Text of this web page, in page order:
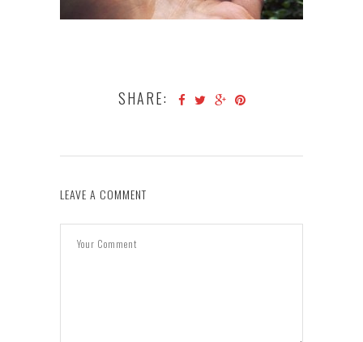
SHARE:
LEAVE A COMMENT